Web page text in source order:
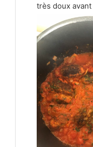
très doux